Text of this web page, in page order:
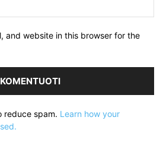
and website in this browser for the
reduce spam. Learn how your